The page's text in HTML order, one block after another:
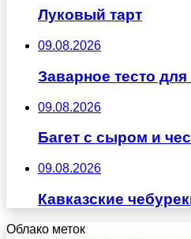
Луковый тарт
09.08.2026
Заварное тесто
09.08.2026
Багет с сыром и
09.08.2026
Кавказские
Облако меток